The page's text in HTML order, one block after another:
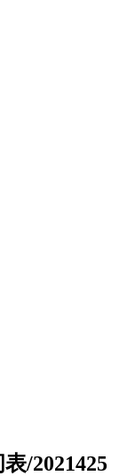
/2021425